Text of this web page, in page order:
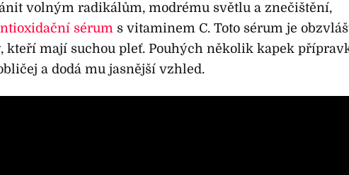
volným radikálům, modrému světlu a znečištění,
sérums vitaminem C. Toto sérum je
kteří mají suchou pleť. Pouhých několik kapek
a dodá mu jasnější vzhled.